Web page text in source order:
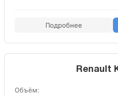
Подробнее
Renault
Объём: